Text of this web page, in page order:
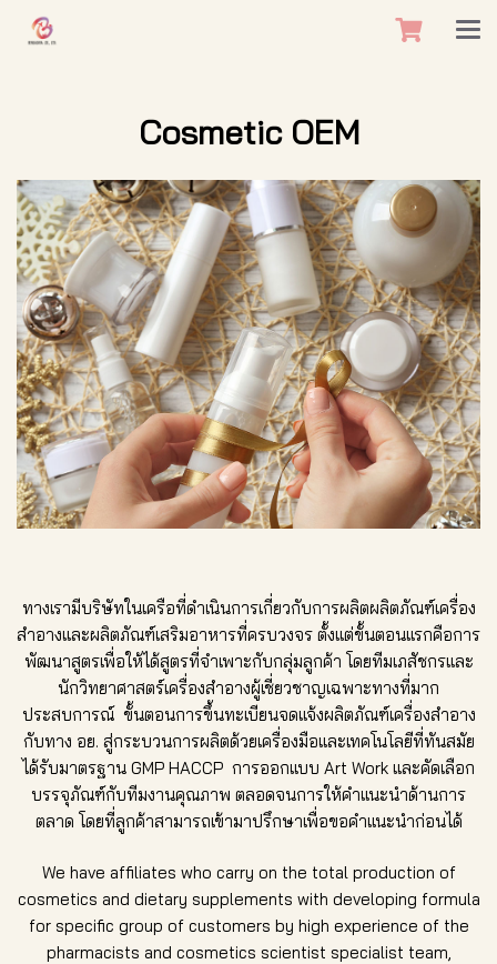
Cosmetic OEM
ทางเรามีบริษัทในเครือที่ดำเนินการเกี่ยวกับการผลิตผลิตภัณฑ์เครื่อง
สำอางและผลิตภัณฑ์เสริมอาหารที่ครบวงจร ตั้งแต่ขั้นตอนแรกคือการ
พัฒนาสูตรเพื่อให้ได้สูตรที่จำเพาะกับกลุ่มลูกค้า โดยทีมเภสัชกรและ
นักวิทยาศาสตร์เครื่องสำอางผู้เชี่ยวชาญเฉพาะทางที่มาก
ประสบการณ์ ขั้นตอนการขึ้นทะเบียนจดแจ้งผลิตภัณฑ์เครื่องสำอาง
กับทาง อย. สู่กระบวนการผลิตด้วยเครื่องมือและเทคโนโลยีที่ทันสมัย
ได้รับมาตรฐาน GMP HACCP การออกแบบ Art Work และคัดเลือก
บรรจุภัณฑ์กับทีมงานคุณภาพ ตลอดจนการให้คำแนะนำด้านการ
ตลาด โดยที่ลูกค้าสามารถเข้ามาปรึกษาเพื่อขอคำแนะนำก่อนได้
We have affiliates who carry on the total production of
cosmetics and dietary supplements with developing formula
for specific group of customers by high experience of the
pharmacists and cosmetics scientist specialist team,